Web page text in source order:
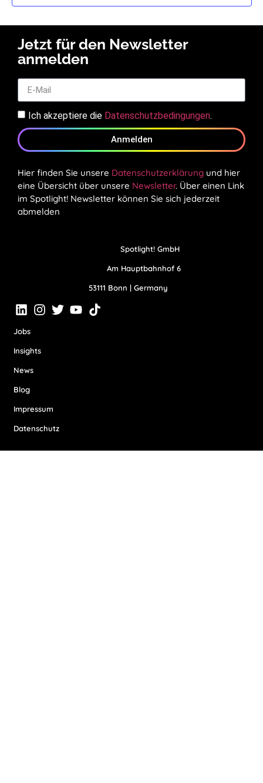
Jetzt für den Newsletter
anmelden
Ich akzeptiere die Datenschutzbedingungen.
Anmelden
Hier finden Sie unsere Datenschutzerklärung und hier
eine Übersicht über unsere Newsletter. Über einen Link
im Spotlight! Newsletter können Sie sich jederzeit
abmelden
Spotlight! GmbH
Am Hauptbahnhof 6
53111 Bonn | Germany
Jobs
Insights
News
Blog
Impressum
Datenschutz